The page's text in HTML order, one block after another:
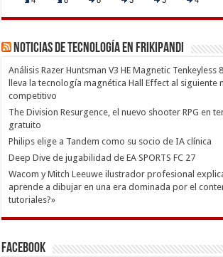
Noticias de Tecnología en Frikipandi
Análisis Razer Huntsman V3 HE Magnetic Tenkeyless
lleva la tecnología magnética Hall Effect al siguiente
competitivo
The Division Resurgence, el nuevo shooter RPG en
gratuito
Philips elige a Tandem como su socio de IA clínica
Deep Dive de jugabilidad de EA SPORTS FC 27
Wacom y Mitch Leeuwe ilustrador profesional
aprende a dibujar en una era dominada por el
tutoriales?»
Facebook